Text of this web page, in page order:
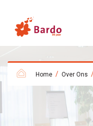
Home / Over Ons